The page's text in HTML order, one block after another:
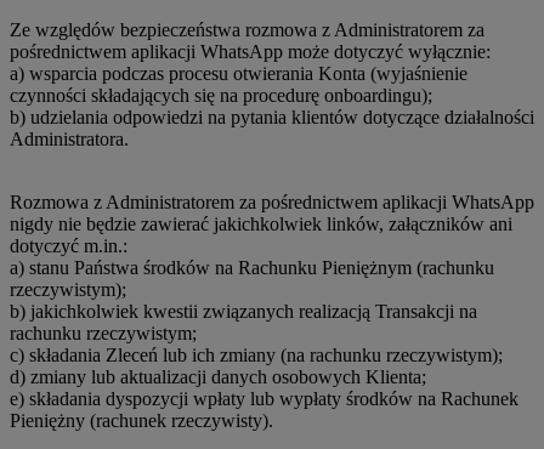
Ze względów bezpieczeństwa rozmowa z Administratorem za
pośrednictwem aplikacji WhatsApp może dotyczyć wyłącznie:
a) wsparcia podczas procesu otwierania Konta (wyjaśnienie
czynności składających się na procedurę onboardingu);
b) udzielania odpowiedzi na pytania klientów dotyczące działalności
Administratora.
Rozmowa z Administratorem za pośrednictwem aplikacji WhatsApp
nigdy nie będzie zawierać jakichkolwiek linków, załączników ani
dotyczyć m.in.:
a) stanu Państwa środków na Rachunku Pieniężnym (rachunku
rzeczywistym);
b) jakichkolwiek kwestii związanych realizacją Transakcji na
rachunku rzeczywistym;
c) składania Zleceń lub ich zmiany (na rachunku rzeczywistym);
d) zmiany lub aktualizacji danych osobowych Klienta;
e) składania dyspozycji wpłaty lub wypłaty środków na Rachunek
Pieniężny (rachunek rzeczywisty).